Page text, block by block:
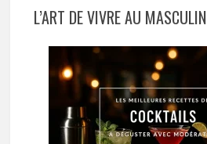
L’ART DE VIVRE AU MASCULIN